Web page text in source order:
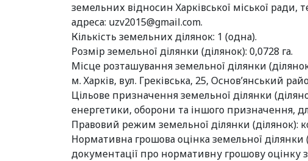
земельних відносин Харківської міської ради,
адреса: uzv2015@gmail.com.
Кількість земельних ділянок: 1 (одна).
Розмір земельної ділянки (ділянок): 0,0728 га.
Місце розташування земельної ділянки
м. Харків, вул. Греківська, 25, Основ’янський
Цільове призначення земельної ділянки
енергетики, оборони та іншого призначення,
Правовий режим земельної ділянки (ділянок):
Нормативна грошова оцінка земельної ділянки
документації про нормативну грошову оцінку